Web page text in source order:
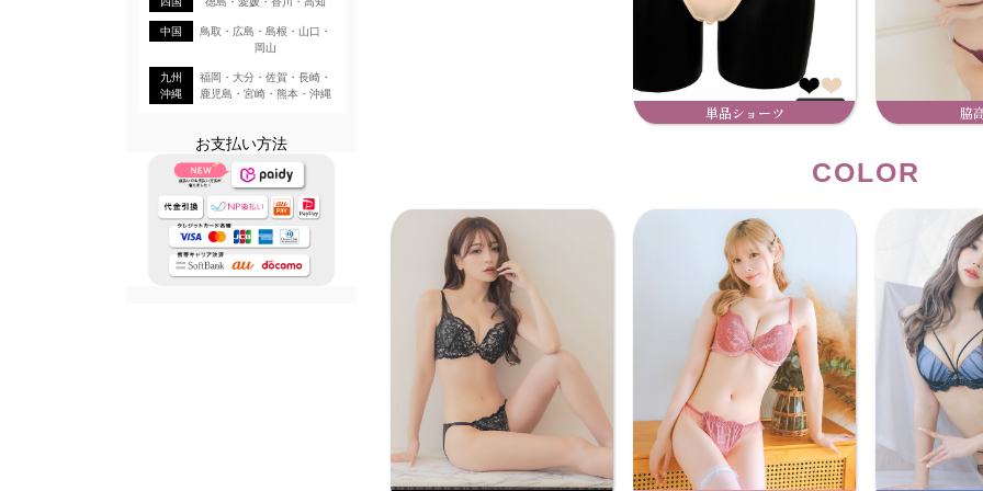
中国
鳥取・広島・島根・山口・
岡山
九州
沖縄
福岡・大分・佐賀・長崎・
鹿児島・宮崎・熊本・沖縄
お支払い方法
単品ショーツ 脇
COLOR